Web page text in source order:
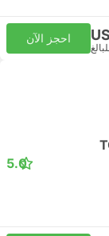
احجز الآن
5.0